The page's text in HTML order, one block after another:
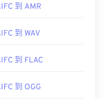
到 AMR
到 WAV
到 FLAC
到 OGG